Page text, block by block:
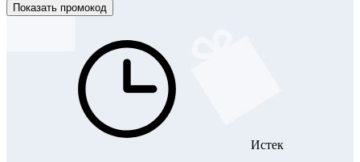
Показать промокод
Истек